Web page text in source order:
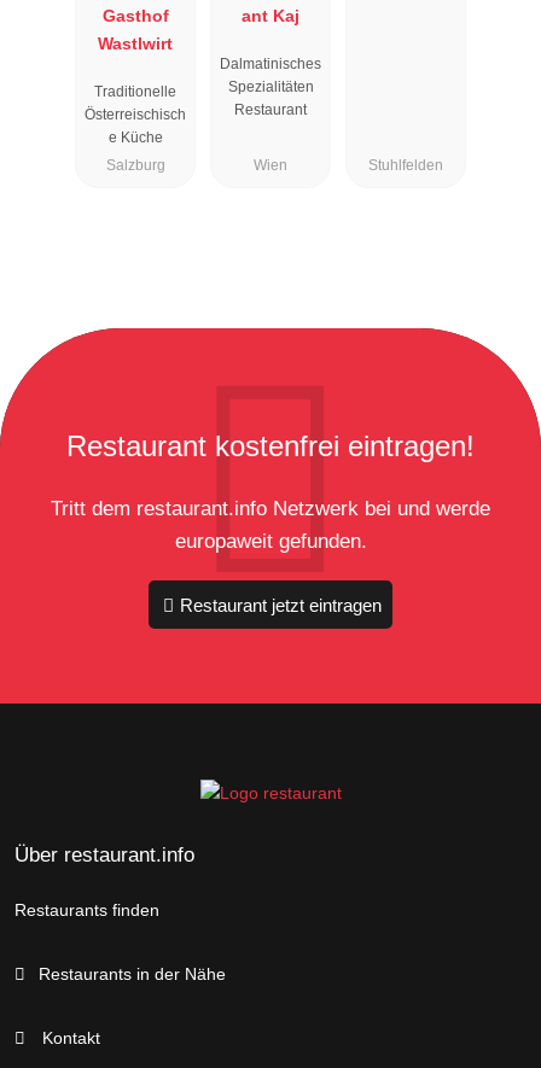
Gasthof
Wastlwirt
Traditionelle
Österreischisch
e Küche
Salzburg
ant Kaj
Dalmatinisches
Spezialitäten
Restaurant
Wien Stuhlfelden
Restaurant kostenfrei eintragen!
Tritt dem restaurant.info Netzwerk bei und werde
europaweit gefunden.
Restaurant jetzt eintragen
Über restaurant.info
Restaurants finden
Restaurants in der Nähe
Kontakt